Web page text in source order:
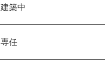
建築中
専任